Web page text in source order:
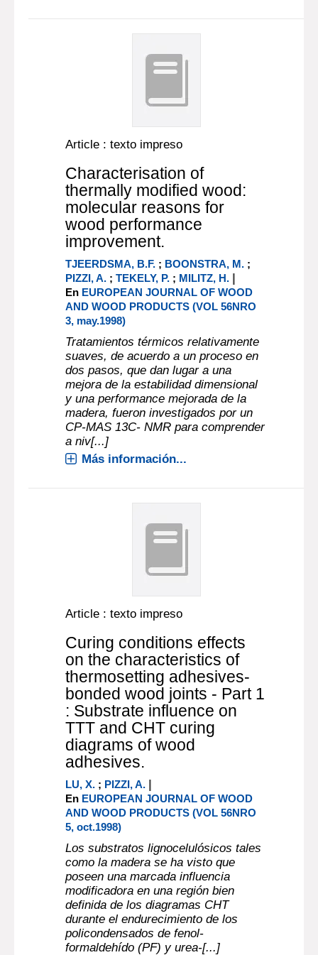
Article : texto impreso
Characterisation of
thermally modified wood:
molecular reasons for
wood performance
improvement.
TJEERDSMA, B.F. ; BOONSTRA, M. ;
PIZZI, A. ;TEKELY, P. ; MILITZ, H. |
En EUROPEAN JOURNAL OF WOOD
AND WOOD PRODUCTS (VOL 56NRO
3, may.1998)
Tratamientos térmicos relativamente
suaves, de acuerdo a un proceso en
dos pasos, que dan lugar a una
mejora de la estabilidad dimensional
y una performance mejorada de la
madera, fueron investigados por un
CP-MAS 13C- NMR para comprender
a niv[...]
Más información...
Article : texto impreso
Curing conditions effects
on the characteristics of
thermosetting adhesives-
bonded wood joints - Part 1
: Substrate influence on
TTT and CHT curing
diagrams of wood
adhesives.
LU, X. ; PIZZI, A. |
En EUROPEAN JOURNAL OF WOOD
AND WOOD PRODUCTS (VOL 56NRO
5, oct.1998)
Los substratos lignocelulósicos tales
como la madera se ha visto que
poseen una marcada influencia
modificadora en una región bien
definida de los diagramas CHT
durante el endurecimiento de los
policondensados de fenol-
formaldehído (PF) y urea-[...]